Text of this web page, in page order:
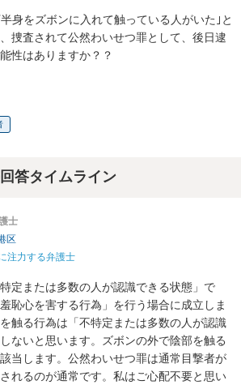
身をズボンに入れて触っている人がいた｣と
捜査されて公然わいせつ罪として、後日逮
性はありますか？？
答タイムライン
士
区
注力する弁護士
定または多数の人が認識できる状態」で
恥心を害する行為」を行う場合に成立しま
触る行為は「不特定または多数の人が認識
ないと思います。ズボンの外で陰部を触る
当します。公然わいせつ罪は通常目撃者が
れるのが通常です。私はご心配不要と思い